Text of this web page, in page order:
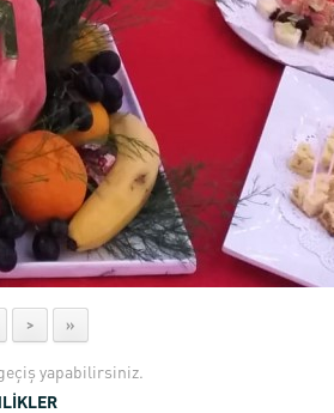
> »
yapabilirsiniz.